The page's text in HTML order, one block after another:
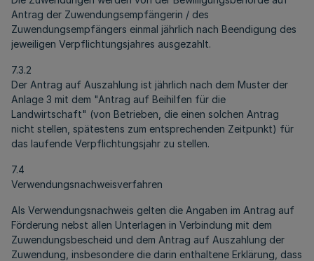
Antrag der Zuwendungsempfängerin / des
Zuwendungsempfängers einmal jährlich nach Beendigung des
jeweiligen Verpflichtungsjahres ausgezahlt.
7.3.2
Der Antrag auf Auszahlung ist jährlich nach dem Muster der
Anlage 3 mit dem "Antrag auf Beihilfen für die
Landwirtschaft" (von Betrieben, die einen solchen Antrag
nicht stellen, spätestens zum entsprechenden Zeitpunkt) für
das laufende Verpflichtungsjahr zu stellen.
7.4
Verwendungsnachweisverfahren
Als Verwendungsnachweis gelten die Angaben im Antrag auf
Förderung nebst allen Unterlagen in Verbindung mit dem
Zuwendungsbescheid und dem Antrag auf Auszahlung der
Zuwendung, insbesondere die darin enthaltene Erklärung, dass